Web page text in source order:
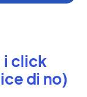
i click
di no)